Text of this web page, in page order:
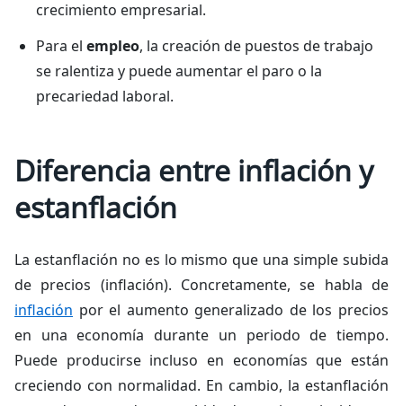
crecimiento empresarial.
Para el empleo, la creación de puestos de trabajo
se ralentiza y puede aumentar el paro o la
precariedad laboral.
Diferencia entre inflación y
estanflación
La estanflación no es lo mismo que una simple subida
de precios (inflación). Concretamente, se habla de
inflación por el aumento generalizado de los precios
en una economía durante un periodo de tiempo.
Puede producirse incluso en economías que están
creciendo con normalidad. En cambio, la estanflación